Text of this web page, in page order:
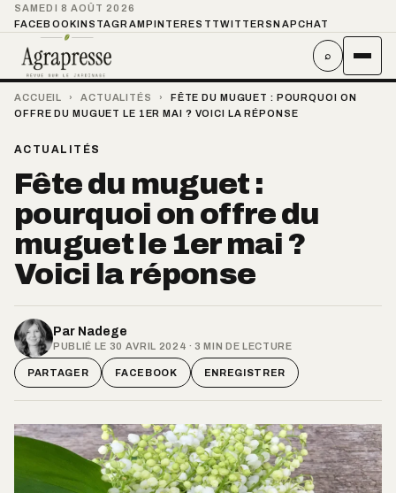
SAMEDI 8 AOÛT 2026
FACEBOOKINSTAGRAMPINTEREST TWITTER SNAPCHAT
⌕
ACCUEIL › ACTUALITÉS ›
FÊTE DU MUGUET : POURQUOI ON
OFFRE DU MUGUET LE 1ER MAI ? VOICI LA RÉPONSE
ACTUALITÉS
Fête du muguet :
pourquoi on offre du
muguet le 1er mai ?
Voici la réponse
Par Nadege
PUBLIÉ LE 30 AVRIL 2024 · 3 MIN DE LECTURE
PARTAGER FACEBOOK ENREGISTRER